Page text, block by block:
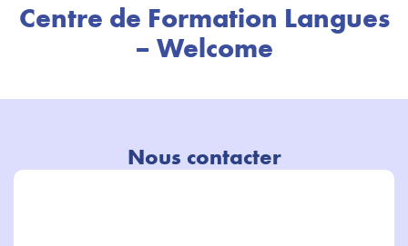
Centre de Formation Langues
– Welcome
Nous contacter